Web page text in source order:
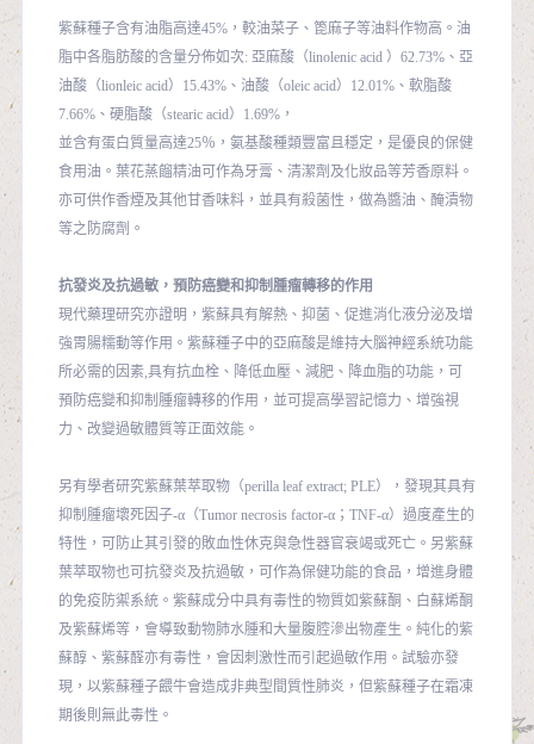
紫蘇種子含有油脂高達45%，較油菜子、箆麻子等油料作物高。油
脂中各脂肪酸的含量分佈如次: 亞麻酸（linolenic acid ）62.73%、亞
油酸（lionleic acid）15.43%、油酸（oleic acid）12.01%、軟脂酸
7.66%、硬脂酸（stearic acid）1.69%，
並含有蛋白質量高達25％，氨基酸種類豐富且穩定，是優良的保健
食用油。葉花蒸餾精油可作為牙膏、清潔劑及化妝品等芳香原料。
亦可供作香煙及其他甘香味料，並具有殺菌性，做為醬油、醃漬物
等之防腐劑。
抗發炎及抗過敏，預防癌變和抑制腫瘤轉移的作用
現代藥理研究亦證明，紫蘇具有解熱、抑菌、促進消化液分泌及增
強胃腸糯動等作用。紫蘇種子中的亞麻酸是維持大腦神經系統功能
所必需的因素,具有抗血栓、降低血壓、減肥、降血脂的功能，可
預防癌變和抑制腫瘤轉移的作用，並可提高學習記憶力、增強視
力、改變過敏體質等正面效能。
另有學者研究紫蘇葉萃取物（perilla leaf extract; PLE），發現其具有
抑制腫瘤壞死因子-α（Tumor necrosis factor-α；TNF-α）過度產生的
特性，可防止其引發的敗血性休克與急性器官衰竭或死亡。另紫蘇
葉萃取物也可抗發炎及抗過敏，可作為保健功能的食品，增進身體
的免疫防禦系統。紫蘇成分中具有毒性的物質如紫蘇酮、白蘇烯酮
及紫蘇烯等，會導致動物肺水腫和大量腹腔滲出物產生。純化的紫
蘇醇、紫蘇醛亦有毒性，會因刺激性而引起過敏作用。試驗亦發
現，以紫蘇種子餵牛會造成非典型間質性肺炎，但紫蘇種子在霜凍
期後則無此毒性。